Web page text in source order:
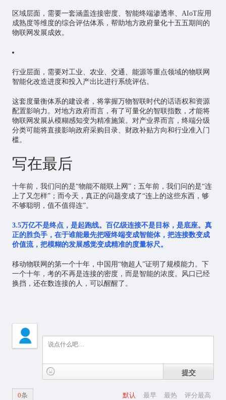
区域层面，需要一套涵盖连接密度、智能终端渗透率、AIoT应用
成熟度等维度的综合评估体系，帮助地方政府量化十五五期间的
物联网发展成效。
行业层面，需要对工业、农业、交通、能源等重点领域的物联网
智能化改造进度和投入产出比进行系统评估。
这套度量衡体系的建设者，将掌握万物智联时代的话语权和资源
配置影响力。对地方政府而言，有了可量化的智联指数，才能将
物联网发展从模糊感知变为精准施策。对产业界而言，终端分级
分类可能将直接影响政府采购目录、财政补贴方向和行业准入门
槛。
写在最后
十年前，我们问的是“物能不能联上网”；五年前，我们问的是“连
上了又怎样”；而今天，真正的问题变成了“连上的这些东西，够
不够聪明，值不值得连”。
3.5万亿不是终点，是起跑线。百亿级连接不是目标，是底座。真
正的胜负手，在于谁能最先把哑终端变成智能体，把连接数变成
价值流，把模糊的发展感觉变成精准的度量标尺。
移动物联网的第一个十年，中国用“物超人”证明了规模能力。下
一个十年，考的不再是连接的密度，而是智能的浓度。风口已经
换挡，还在数连接的人，可以醒醒了。
提交
默认 最早 最热 评分最高
0条